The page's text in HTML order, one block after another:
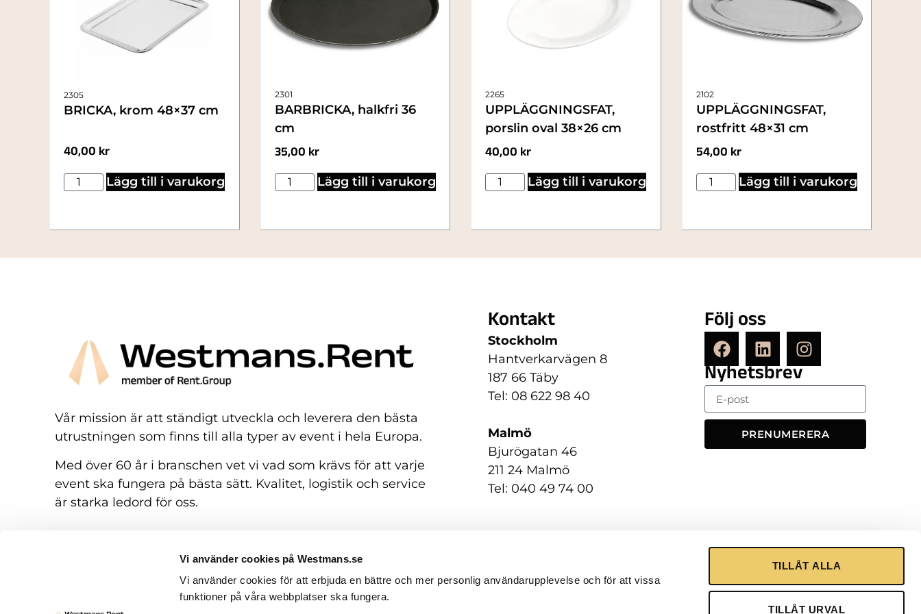
Vi använder cookies på Westmans.se
Vi använder cookies för att erbjuda en bättre och mer personlig användarupplevelse och för att vissa
funktioner på våra webbplatser ska fungera.
TILLÅT ALLA
TILLÅT URVAL
2305
BRICKA, krom 48×37 cm
40,00 kr
Lägg till i varukorg
2301
BARBRICKA, halkfri 36
cm
35,00 kr
Lägg till i varukorg
2265
UPPLÄGGNINGSFAT,
porslin oval 38×26 cm
40,00 kr
Lägg till i varukorg
2102
UPPLÄGGNINGSFAT,
rostfritt 48×31 cm
54,00 kr
Lägg till i varukorg
Vår mission är att ständigt utveckla och leverera den bästa
utrustningen som finns till alla typer av event i hela Europa.
Med över 60 år i branschen vet vi vad som krävs för att varje
event ska fungera på bästa sätt. Kvalitet, logistik och service
är starka ledord för oss.
Kontakt
Stockholm
Hantverkarvägen 8
187 66 Täby
Tel: 08 622 98 40
Malmö
Bjurögatan 46
211 24 Malmö
Tel: 040 49 74 00
Följ oss
Nyhetsbrev
PRENUMERERA